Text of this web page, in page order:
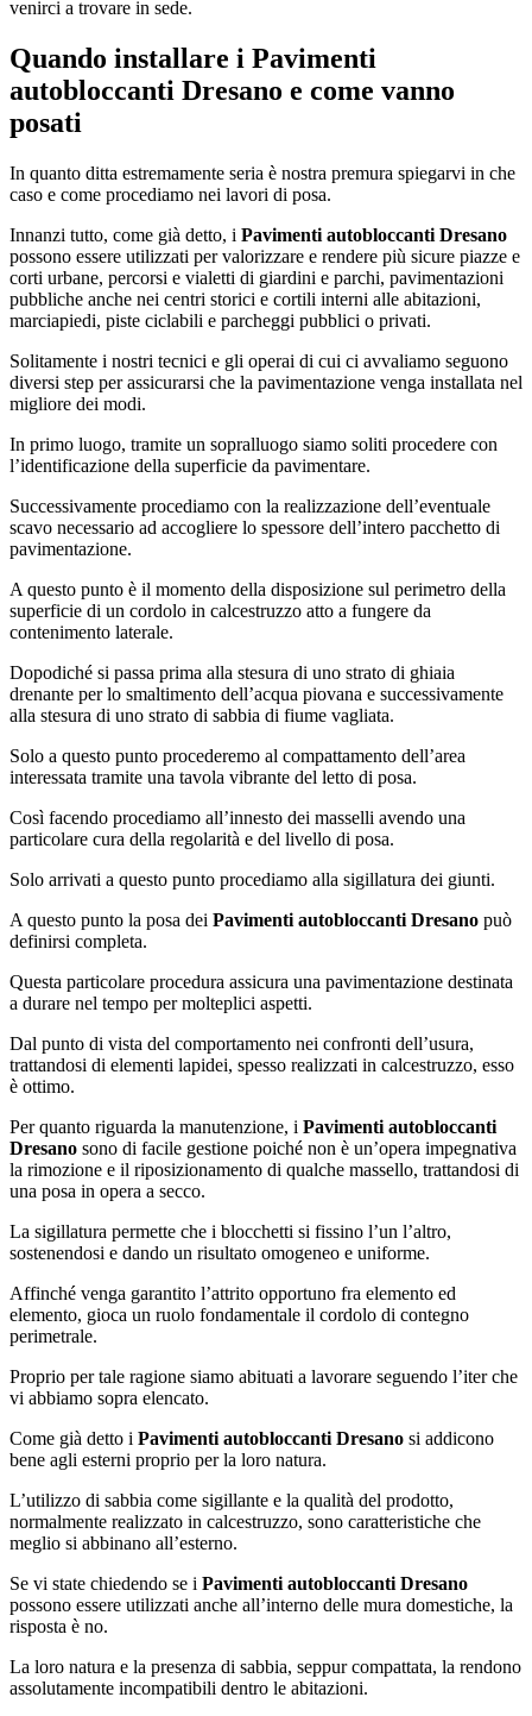
venirci a trovare in sede.
Quando installare i Pavimenti
autobloccanti Dresano e come vanno
posati
In quanto ditta estremamente seria è nostra premura spiegarvi in che
caso e come procediamo nei lavori di posa.
Innanzi tutto, come già detto, i Pavimenti autobloccanti Dresano
possono essere utilizzati per valorizzare e rendere più sicure piazze e
corti urbane, percorsi e vialetti di giardini e parchi, pavimentazioni
pubbliche anche nei centri storici e cortili interni alle abitazioni,
marciapiedi, piste ciclabili e parcheggi pubblici o privati.
Solitamente i nostri tecnici e gli operai di cui ci avvaliamo seguono
diversi step per assicurarsi che la pavimentazione venga installata nel
migliore dei modi.
In primo luogo, tramite un sopralluogo siamo soliti procedere con
l’identificazione della superficie da pavimentare.
Successivamente procediamo con la realizzazione dell’eventuale
scavo necessario ad accogliere lo spessore dell’intero pacchetto di
pavimentazione.
A questo punto è il momento della disposizione sul perimetro della
superficie di un cordolo in calcestruzzo atto a fungere da
contenimento laterale.
Dopodiché si passa prima alla stesura di uno strato di ghiaia
drenante per lo smaltimento dell’acqua piovana e successivamente
alla stesura di uno strato di sabbia di fiume vagliata.
Solo a questo punto procederemo al compattamento dell’area
interessata tramite una tavola vibrante del letto di posa.
Così facendo procediamo all’innesto dei masselli avendo una
particolare cura della regolarità e del livello di posa.
Solo arrivati a questo punto procediamo alla sigillatura dei giunti.
A questo punto la posa dei Pavimenti autobloccanti Dresano può
definirsi completa.
Questa particolare procedura assicura una pavimentazione destinata
a durare nel tempo per molteplici aspetti.
Dal punto di vista del comportamento nei confronti dell’usura,
trattandosi di elementi lapidei, spesso realizzati in calcestruzzo, esso
è ottimo.
Per quanto riguarda la manutenzione, i Pavimenti autobloccanti
Dresano sono di facile gestione poiché non è un’opera impegnativa
la rimozione e il riposizionamento di qualche massello, trattandosi di
una posa in opera a secco.
La sigillatura permette che i blocchetti si fissino l’un l’altro,
sostenendosi e dando un risultato omogeneo e uniforme.
Affinché venga garantito l’attrito opportuno fra elemento ed
elemento, gioca un ruolo fondamentale il cordolo di contegno
perimetrale.
Proprio per tale ragione siamo abituati a lavorare seguendo l’iter che
vi abbiamo sopra elencato.
Come già detto i Pavimenti autobloccanti Dresano si addicono
bene agli esterni proprio per la loro natura.
L’utilizzo di sabbia come sigillante e la qualità del prodotto,
normalmente realizzato in calcestruzzo, sono caratteristiche che
meglio si abbinano all’esterno.
Se vi state chiedendo se i Pavimenti autobloccanti Dresano
possono essere utilizzati anche all’interno delle mura domestiche, la
risposta è no.
La loro natura e la presenza di sabbia, seppur compattata, la rendono
assolutamente incompatibili dentro le abitazioni.